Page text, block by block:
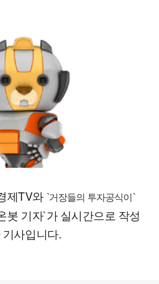
제TV와 `거장들의 투자공식이`
봇 기자`가 실시간으로 작성
기사입니다.